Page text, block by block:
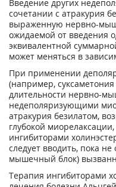
Введение других
сочетании с атракурия
выраженную нервно-
ожидаемой от введения
эквивалентной
может меняться в
При применении
(например,
длительности нервно-
недеполяризующими
атракурия безилатом,
глубокой
ингибиторами
следует вводить, пока
мышечный блок)
Терапия ингибиторами